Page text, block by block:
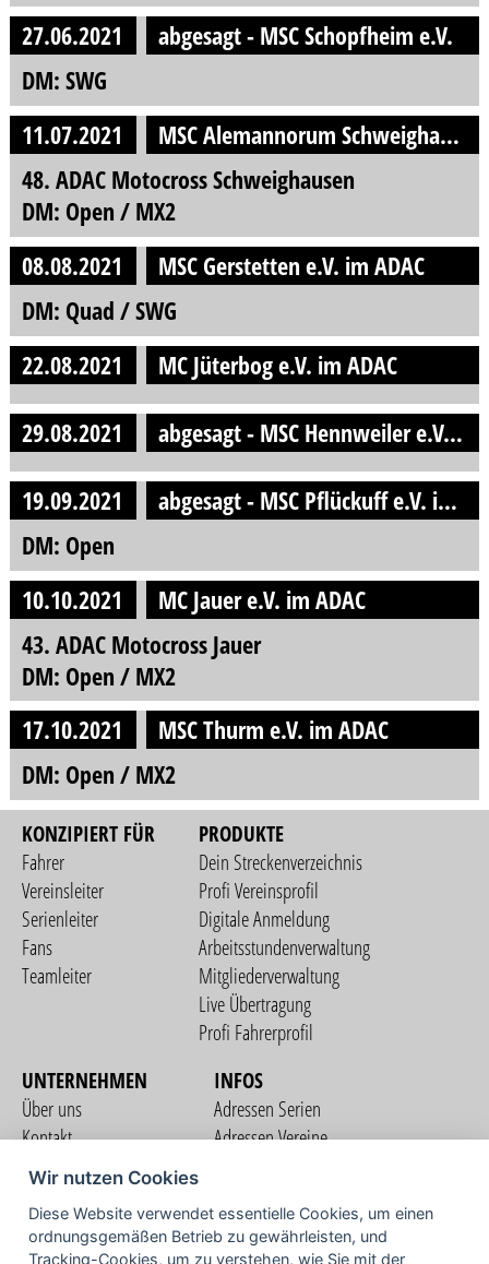
27.06.2021
abgesagt - MSC Schopfheim e.V.
DM: SWG
11.07.2021
MSC Alemannorum Schweighausen e.V.
48. ADAC Motocross Schweighausen
DM: Open / MX2
08.08.2021
MSC Gerstetten e.V. im ADAC
DM: Quad / SWG
22.08.2021
MC Jüterbog e.V. im ADAC
29.08.2021
abgesagt - MSC Hennweiler e.V. im ADAC
19.09.2021
abgesagt - MSC Pflückuff e.V. im ADAC
DM: Open
10.10.2021
MC Jauer e.V. im ADAC
43. ADAC Motocross Jauer
DM: Open / MX2
17.10.2021
MSC Thurm e.V. im ADAC
DM: Open / MX2
KONZIPIERT FÜR
Fahrer
Vereinsleiter
Serienleiter
Fans
Teamleiter
PRODUKTE
Dein Streckenverzeichnis
Profi Vereinsprofil
Digitale Anmeldung
Arbeitsstundenverwaltung
Mitgliederverwaltung
Live Übertragung
Profi Fahrerprofil
UNTERNEHMEN
Über uns
Kontakt
Nutzungsbedingungen
Datenschutzerklärung
Impressum
INFOS
Adressen Serien
Adressen Vereine
COMMUNITY
Wir nutzen Cookies
Diese Website verwendet essentielle Cookies, um einen
ordnungsgemäßen Betrieb zu gewährleisten, und
Tracking-Cookies, um zu verstehen, wie Sie mit der